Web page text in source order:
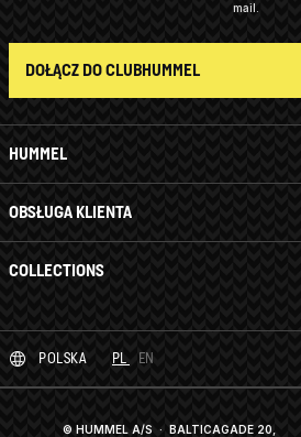
HUMMEL
OBSŁUGA KLIENTA
COLLECTIONS
mail.
DOŁĄCZ DO CLUBHUMMEL
POLSKA PL EN
© HUMMEL A/S · BALTICAGADE 20,